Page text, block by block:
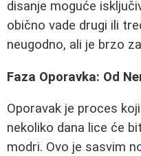
disanje moguće
obično vade drugi ili
neugodno, ali je brzo
Faza Oporavka: Od
Oporavak je proces
nekoliko dana lice će
modri. Ovo je sasvim